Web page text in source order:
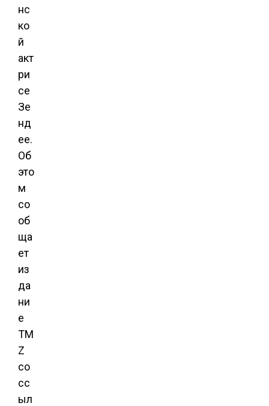
нс
ко
й
акт
ри
се
Зе
нд
ее.
Об
это
м
со
об
ща
ет
из
да
ни
е
TM
Z
со
сс
ыл